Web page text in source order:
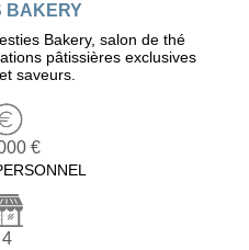
BAKERY
Bakery, salon de thé
pâtissières exclusives
saveurs.
€
4